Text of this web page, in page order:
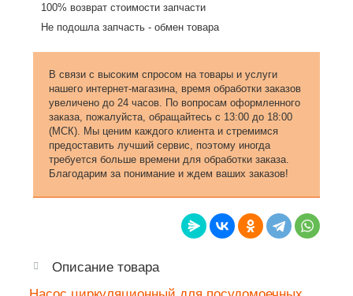
100% возврат стоимости запчасти
Не подошла запчасть - обмен товара
В связи с высоким спросом на товары и услуги
нашего интернет-магазина, время обработки заказов
увеличено до 24 часов. По вопросам оформленного
заказа, пожалуйста, обращайтесь с 13:00 до 18:00
(МСК). Мы ценим каждого клиента и стремимся
предоставить лучший сервис, поэтому иногда
требуется больше времени для обработки заказа.
Благодарим за понимание и ждем ваших заказов!
Описание товара